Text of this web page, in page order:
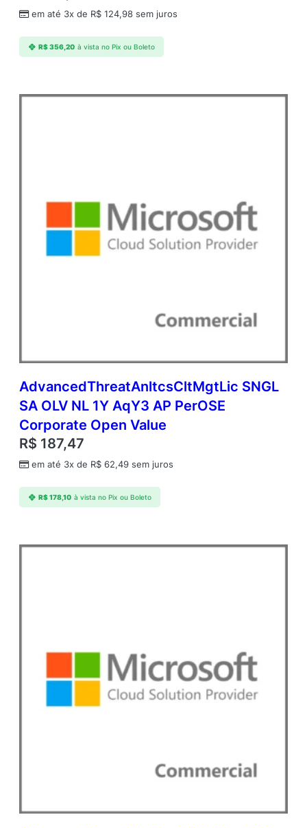
n
i
d
e
em até 3x de R$ 124,98 sem juros
R$356,20 à vista no Pix ou Boleto
AdvancedThreatAnltcsCltMgtLic SNGL
SA OLV NL 1Y AqY3 AP PerOSE
Corporate Open Value
R$ 187,47
em até 3x de R$ 62,49 sem juros
R$178,10 à vista no Pix ou Boleto